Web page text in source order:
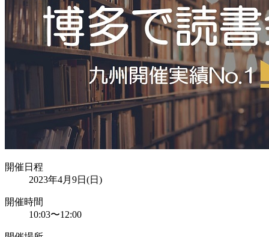
開催日程
2023年4月9日(日)
開催時間
10:03〜12:00